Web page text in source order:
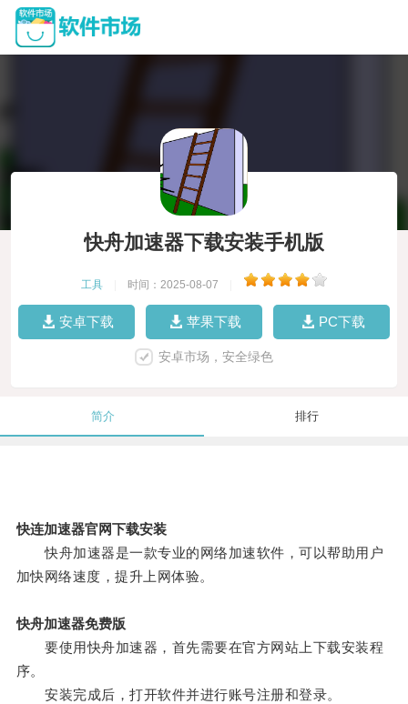
快舟加速器下载安装手机版
工具 时间：2025-08-07
安卓下载 苹果下载 PC下载
安卓市场，安全绿色
简介 排行
快连加速器官网下载安装
快舟加速器是一款专业的网络加速软件，可以帮助用户
加快网络速度，提升上网体验。
快舟加速器免费版
要使用快舟加速器，首先需要在官方网站上下载安装程
序。
安装完成后，打开软件并进行账号注册和登录。